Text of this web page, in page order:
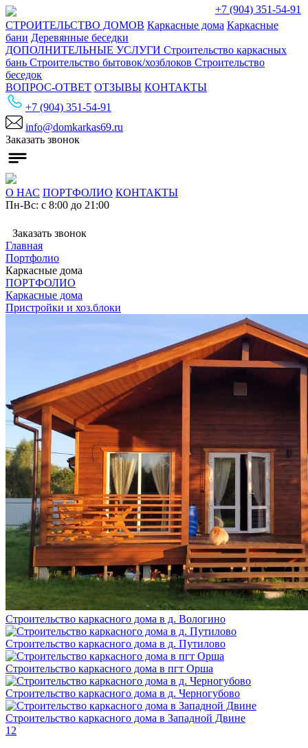
СТРОИТЕЛЬСТВО ДОМОВ Каркасные дома Каркасные
бани Деревянные беседки
ДОПОЛНИТЕЛЬНЫЕ УСЛУГИ Строительство каркасных
бань Строительство бытовок/хозблоков Строительство
беседок
ВОПРОС-ОТВЕТ ОТЗЫВЫ КОНТАКТЫ
+7 (904) 351-54-91
info@domkarkas69.ru
Заказать звонок
О НАС ПОРТФОЛИО КОНТАКТЫ
Пн-Вс: с 8:00 до 21:00
+7 (904) 351-54-91
Заказать звонок
Главная
Портфолио
Каркасные дома
ПОРТФОЛИО
Каркасные дома
Пристройки и хоз.блоки
Строительство каркасного дома в д. Вологино
Строительство каркасного дома в д. Путилово
Строительство каркасного дома в пгт Орша
Строительство каркасного дома в д. Черногубово
Строительство каркасного дома в Западной Двине
1 2